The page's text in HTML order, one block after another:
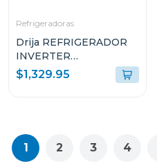
Refrigeradoras
Drija REFRIGERADOR
INVERTER
EMPOTRABLE DE
18.1P³ ULTRA FAST
$1,329.95
1 2 3 4